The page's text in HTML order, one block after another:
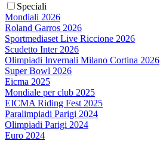
Speciali
Mondiali 2026
Roland Garros 2026
Sportmediaset Live Riccione 2026
Scudetto Inter 2026
Olimpiadi Invernali Milano Cortina 2026
Super Bowl 2026
Eicma 2025
Mondiale per club 2025
EICMA Riding Fest 2025
Paralimpiadi Parigi 2024
Olimpiadi Parigi 2024
Euro 2024